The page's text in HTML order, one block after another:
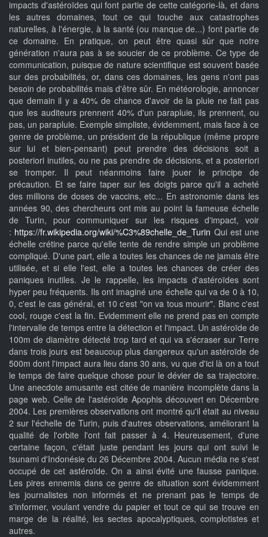
impacts d'astéroïdes qui font partie de cette catégorie-là, et dans
les autres domaines, tout ce qui touche aux catastrophes
naturelles, à l'énergie, à la santé (ou manque de...) font partie de
ce domaine. En pratique, on peut être quasi sûr que notre
génération n'aura pas à se soucier de ce problème. Ce type de
communication, puisque de nature scientifique est souvent basée
sur des probabilités, or, dans ces domaines, les gens n'ont pas
besoin de probabilités mais d'être sûr. En météorologie, annoncer
que demain il y a 40% de chance d'avoir de la pluie ne fait pas
que les auditeurs prennent 40% d'un parapluie, ils prennent, ou
pas, un parapluie. Exemple simpliste, évidemment, mais face à ce
genre de problème, un président de la république (même propre
sur lui et bien-pensant) peut prendre des décisions soit a
posteriori inutiles, ou ne pas prendre de décisions, et a posteriori
se tromper. Il peut néanmoins faire jouer le principe de
précaution. Et se faire taper sur les doigts parce qu'il a acheté
des millions de doses de vaccins, etc... En astronomie dans les
années 90, des chercheurs ont mis au point la fameuse échelle
de Turin, pour communiquer sur les risques d'impact, voir
: https://fr.wikipedia.org/wiki/%C3%89chelle_de_Turin Qui est une
échelle crétine parce qu'elle tente de rendre simple un problème
compliqué. D'une part, elle a toutes les chances de ne jamais être
utilisée, et si elle l'est, elle a toutes les chances de créer des
paniques inutiles. Je le rappelle, les impacts d'astéroïdes sont
hyper peu fréquents. Ils ont imaginé une échelle qui va de 0 à 10,
0, c'est le cas général, et 10 c'est "on va tous mourir". Blanc c'est
cool, rouge c'est la fin. Evidemment elle ne prend pas en compte
l'intervalle de temps entre la détection et l'impact. Un astéroïde de
100m de diamètre détecté trop tard et qui va s'écraser sur Terre
dans trois jours est beaucoup plus dangereux qu'un astéroïde de
500m dont l'impact aura lieu dans 30 ans, vu que d'ici là on a tout
le temps de faire quelque chose pour le dévier de sa trajectoire.
Une anecdote amusante est citée de manière incomplète dans la
page web. Celle de l'astéroïde Apophis découvert en Décembre
2004. Les premières observations ont montré qu'il était au niveau
2 sur l'échelle de Turin, puis d'autres observations, améliorant la
qualité de l'orbite l'ont fait passer à 4. Heureusement, d'une
certaine façon, c'était juste pendant les jours qui ont suivi le
tsunami d'Indonésie du 26 Décembre 2004. Aucun média ne s'est
occupé de cet astéroïde. On a ainsi évité une fausse panique.
Les pires ennemis dans ce genre de situation sont évidemment
les journalistes non informés et ne prenant pas le temps de
s'informer, voulant vendre du papier et tout ce qui se trouve en
marge de la réalité, les sectes apocalyptiques, complotistes et
autres.